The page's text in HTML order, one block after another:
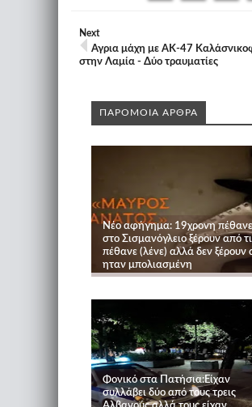
Next
Αγρια μάχη με ΑΚ-47
στην Λαμία - Δύο τραυματίες
ΠΑΡΟΜΟΙΑ ΑΡΘΡΑ
Νέο αφήγημα: 19χρονη πέθανε
στο Σισμανόγλειο ξέρουν από τι
πέθανε (λένε) αλλά δεν ξέρουν
ηταν μπολιασμένη
Φονικό στα Πατήσια:Είχαν
συλλάβει δύο από τους τρεις